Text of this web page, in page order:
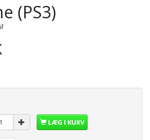
(PS3)
LÆG I KURV